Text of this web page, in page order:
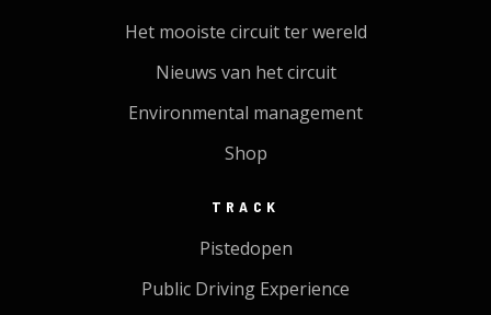
Het mooiste circuit ter wereld
Nieuws van het circuit
Environmental management
Shop
TRACK
Pistedopen
Public Driving Experience